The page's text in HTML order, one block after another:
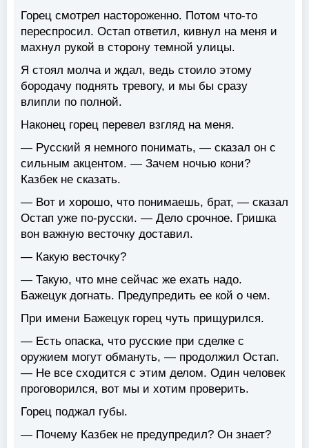
Горец смотрел настороженно. Потом что-то
переспросил. Остап ответил, кивнул на меня и
махнул рукой в сторону темной улицы.
Я стоял молча и ждал, ведь стоило этому
бородачу поднять тревогу, и мы бы сразу
влипли по полной.
Наконец горец перевел взгляд на меня.
— Русский я немного понимать, — сказал он с
сильным акцентом. — Зачем ночью кони?
Казбек не сказать.
— Вот и хорошо, что понимаешь, брат, — сказал
Остап уже по-русски. — Дело срочное. Гришка
вон важную весточку доставил.
— Какую весточку?
— Такую, что мне сейчас же ехать надо.
Бажецук догнать. Предупредить ее кой о чем.
При имени Бажецук горец чуть прищурился.
— Есть опаска, что русские при сделке с
оружием могут обмануть, — продолжил Остап.
— Не все сходится с этим делом. Один человек
проговорился, вот мы и хотим проверить.
Горец поджал губы.
— Почему Казбек не предупредил? Он знает?